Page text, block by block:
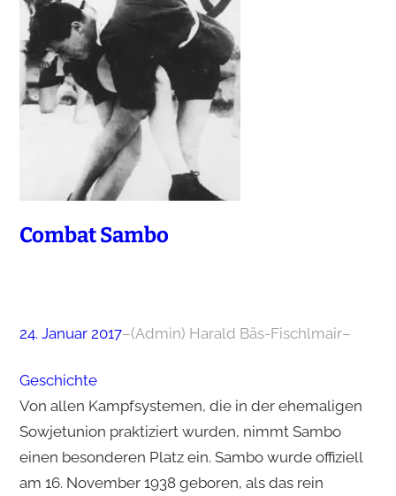
Combat Sambo
24. Januar 2017–(Admin) Harald Bäs-Fischlmair–
Geschichte
Von allen Kampfsystemen, die in der ehemaligen
Sowjetunion praktiziert wurden, nimmt Sambo
einen besonderen Platz ein. Sambo wurde offiziell
am 16. November 1938 geboren, als das rein